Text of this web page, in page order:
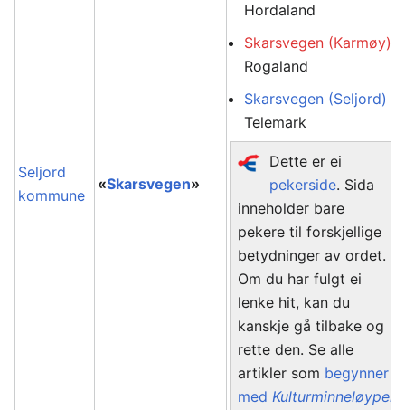
Seljord
kommune
«Skarsvegen»
Hordaland
Skarsvegen (Karmøy)
Rogaland
Skarsvegen (Seljord)
Telemark
Dette er ei
pekerside. Sida
inneholder bare
pekere til forskjellige
betydninger av ordet.
Om du har fulgt ei
lenke hit, kan du
kanskje gå tilbake og
rette den. Se alle
artikler som begynner
medKulturminneløyper